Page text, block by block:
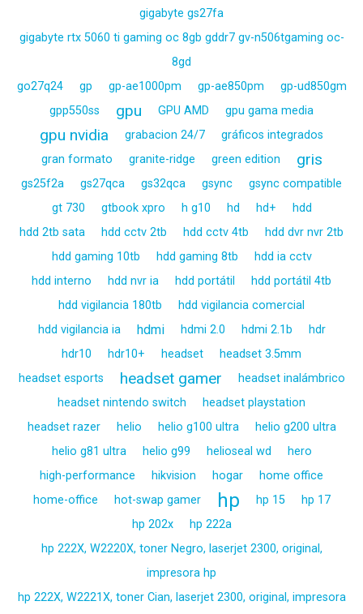
gigabyte gs27fa
gigabyte rtx 5060 ti gaming oc 8gb gddr7 gv-n506tgaming oc-
8gd
go27q24
gp gp-ae1000pm gp-ae850pm
gp-ud850gm
gpp550ss
gpu GPU AMD gpu gama media
gpu nvidia grabacion 24/7
gráficos integrados
gran formato
granite-ridge green edition gris
gs25f2a gs27qca gs32qca gsync
gsync compatible
gt 730
gtbook xpro h g10 hd hd+
hdd
hdd 2tb sata
hdd cctv 2tb hdd cctv 4tb
hdd dvr nvr 2tb
hdd gaming 10tb
hdd gaming 8tb
hdd ia cctv
hdd interno
hdd nvr ia hdd portátil
hdd portátil 4tb
hdd vigilancia 180tb
hdd vigilancia comercial
hdd vigilancia ia
hdmi hdmi 2.0 hdmi 2.1b
hdr
hdr10
hdr10+ headset
headset 3.5mm
headset esports
headset gamer
headset inalámbrico
headset nintendo switch
headset playstation
headset razer
helio helio g100 ultra
helio g200 ultra
helio g81 ultra
helio g99 helioseal wd
hero
high-performance
hikvision hogar
home office
home-office
hot-swap gamer hp hp 15
hp 17
hp 202x
hp 222a
hp 222X, W2220X, toner Negro, laserjet 2300, original,
impresora hp
hp 222X, W2221X, toner Cian, laserjet 2300, original, impresora